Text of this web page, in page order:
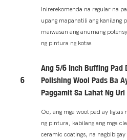
Inirerekomenda na regular na
upang mapanatili ang kanilang
maiwasan ang anumang
ng pintura ng kotse.
6
Ang 5/6 Inch Buffing Pad
Polishing Wool Pads Ba
Paggamit Sa Lahat Ng
Oo, ang mga wool pad ay ligtas
ng pintura, kabilang ang mga
ceramic coatings, na nagbibigay